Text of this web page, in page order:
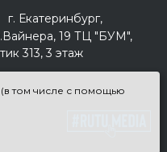
том числе с помощью
г. Екатеринбург,
19 ТЦ "БУМ",
313, 3 этаж